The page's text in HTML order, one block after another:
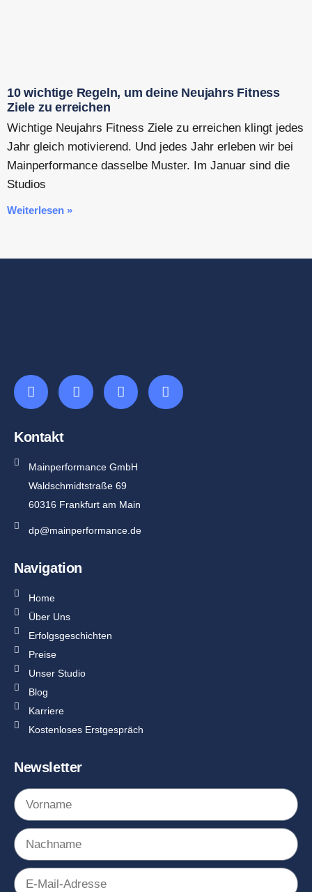
10 wichtige Regeln, um deine Neujahrs Fitness
Ziele zu erreichen
Wichtige Neujahrs Fitness Ziele zu erreichen klingt jedes
Jahr gleich motivierend. Und jedes Jahr erleben wir bei
Mainperformance dasselbe Muster. Im Januar sind die
Studios
Weiterlesen »
Kontakt
Mainperformance GmbH
Waldschmidtstraße 69
60316 Frankfurt am Main
dp@mainperformance.de
Navigation
Home
Über Uns
Erfolgsgeschichten
Preise
Unser Studio
Blog
Karriere
Kostenloses Erstgespräch
Newsletter